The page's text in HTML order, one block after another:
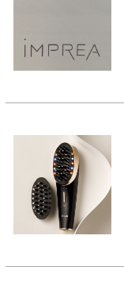
お問い合わせ